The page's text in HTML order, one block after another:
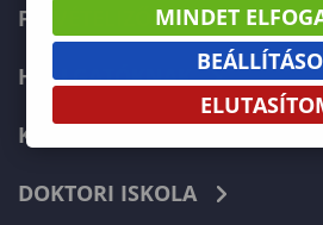
FELVÉTELIZŐKNEK
HALLGATÓKNAK
KÉPZÉSEK
DOKTORI ISKOLA
MINDET